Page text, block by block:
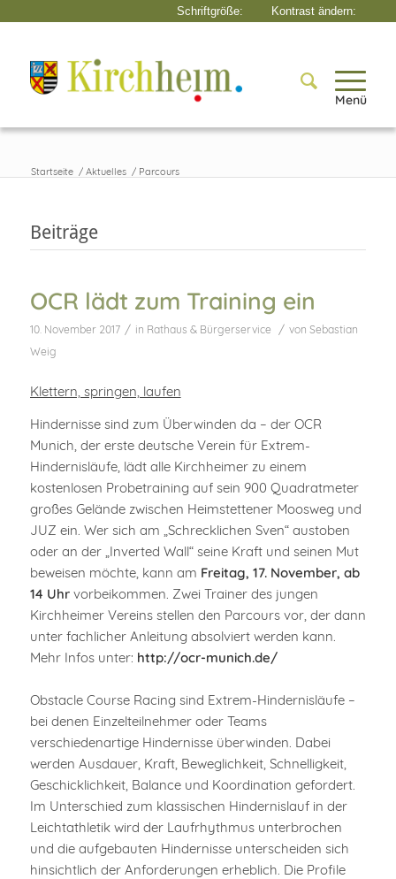
Menü
Startseite / Aktuelles / Parcours
Beiträge
OCR lädt zum Training ein
10. November 2017 / in Rathaus & Bürgerservice / von Sebastian
Weig
Klettern, springen, laufen
Hindernisse sind zum Überwinden da – der OCR
Munich, der erste deutsche Verein für Extrem-
Hindernisläufe, lädt alle Kirchheimer zu einem
kostenlosen Probetraining auf sein 900 Quadratmeter
großes Gelände zwischen Heimstettener Moosweg und
JUZ ein. Wer sich am „Schrecklichen Sven“ austoben
oder an der „Inverted Wall“ seine Kraft und seinen Mut
beweisen möchte, kann am Freitag, 17. November, ab
14 Uhrvorbeikommen. Zwei Trainer des jungen
Kirchheimer Vereins stellen den Parcours vor, der dann
unter fachlicher Anleitung absolviert werden kann.
Mehr Infos unter: http://ocr-munich.de/
Obstacle Course Racing sind Extrem-Hindernisläufe –
bei denen Einzelteilnehmer oder Teams
verschiedenartige Hindernisse überwinden. Dabei
werden Ausdauer, Kraft, Beweglichkeit, Schnelligkeit,
Geschicklichkeit, Balance und Koordination gefordert.
Im Unterschied zum klassischen Hindernislauf in der
Leichtathletik wird der Laufrhythmus unterbrochen
und die aufgebauten Hindernisse unterscheiden sich
hinsichtlich der Anforderungen erheblich. Die Profile